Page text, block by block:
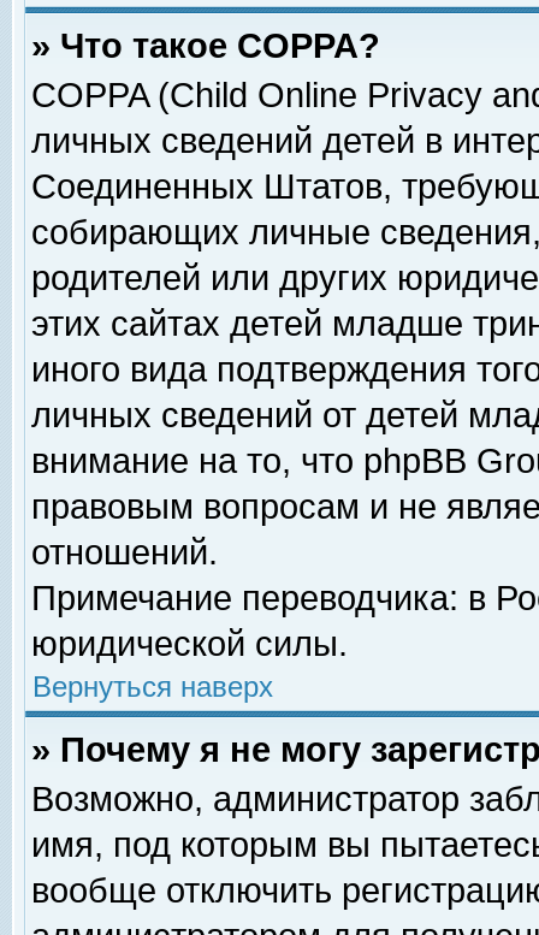
» Что такое COPPA?
COPPA (Child Online Privacy
личных сведений детей в
Соединенных Штатов,
собирающих личные
родителей или других
этих сайтах детей младше
иного вида подтверждения
личных сведений от детей
внимание на то, что phpBB
правовым вопросам и не
отношений.
Примечание переводчика: в
юридической силы.
Вернуться наверх
» Почему я не могу
Возможно, администратор
имя, под которым вы
вообще отключить